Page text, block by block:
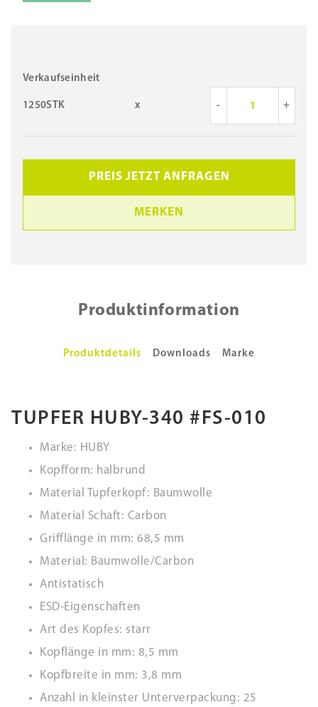
Verkaufseinheit
1250STK x - +
PREIS JETZT ANFRAGEN
MERKEN
Produktinformation
Produktdetails Downloads Marke
TUPFER HUBY-340 #FS-010
Marke: HUBY
Kopfform: halbrund
Material Tupferkopf: Baumwolle
Material Schaft: Carbon
Grifflänge in mm: 68,5 mm
Material: Baumwolle/Carbon
Antistatisch
ESD-Eigenschaften
Art des Kopfes: starr
Kopflänge in mm: 8,5 mm
Kopfbreite in mm: 3,8 mm
Anzahl in kleinster Unterverpackung: 25